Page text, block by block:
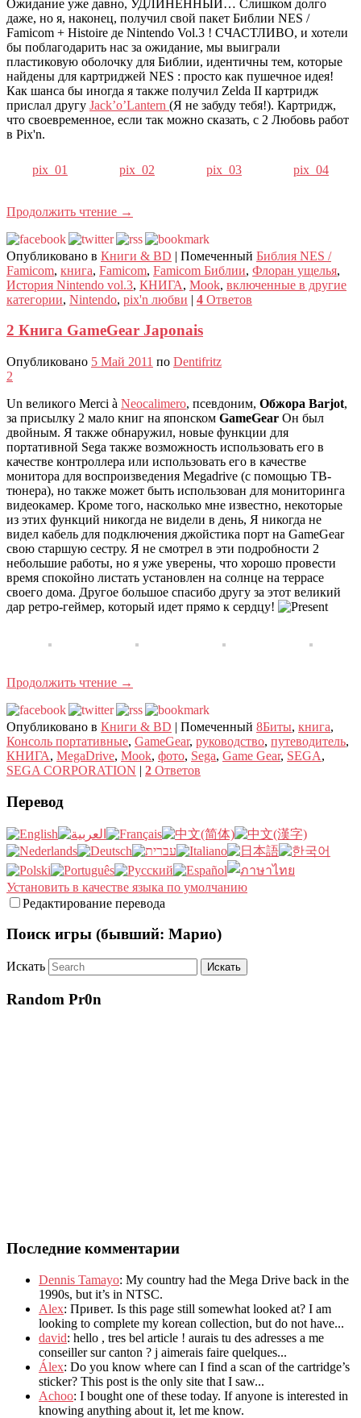
Ожидание уже давно, УДЛИНЕННЫЙ… Слишком долго
даже, но я, наконец, получил свой пакет Библии NES /
Famicom + Histoire де Nintendo Vol.3 ! СЧАСТЛИВО, и хотели
бы поблагодарить нас за ожидание, мы выиграли
пластиковую оболочку для Библии, идентичны тем, которые
найдены для картриджей NES : просто как пушечное идея!
Как шанса бы иногда я также получил Zelda II картридж
прислал другу Jack’o’Lantern (Я не забуду тебя!). Картридж,
что своевременное, если так можно сказать, с 2 Любовь работ
в Pix'n.
pix_01 pix_02 pix_03 pix_04
Продолжить чтение →
Опубликовано в Книги & BD | Помеченный Библия NES /
Famicom, книга, Famicom, Famicom Библии, Флоран ущелья,
История Nintendo vol.3, КНИГА, Mook, включенные в другие
категории, Nintendo, pix'n любви | 4 Ответов
2 Книга GameGear Japonais
Опубликовано 5 Май 2011 по Dentifritz
2
Un великого Merci à Neocalimero, псевдоним, Обжора Barjot,
за присылку 2 мало книг на японском GameGear Он был
двойным. Я также обнаружил, новые функции для
портативной Sega также возможность использовать его в
качестве контроллера или использовать его в качестве
монитора для воспроизведения Megadrive (с помощью ТВ-
тюнера), но также может быть использован для мониторинга
видеокамер. Кроме того, насколько мне известно, некоторые
из этих функций никогда не видели в день, Я никогда не
видел кабель для подключения джойстика порт на GameGear
свою старшую сестру. Я не смотрел в эти подробности 2
небольшие работы, но я уже уверены, что хорошо провести
время спокойно листать установлен на солнце на террасе
своего дома. Другое большое спасибо другу за этот великий
дар ретро-геймер, который идет прямо к сердцу!
Продолжить чтение →
Опубликовано в Книги & BD | Помеченный 8Биты, книга,
Консоль портативные, GameGear, руководство, путеводитель,
КНИГА, MegaDrive, Mook, фото, Sega, Game Gear, SEGA,
SEGA CORPORATION | 2 Ответов
Перевод
Установить в качестве языка по умолчанию
Редактирование перевода
Поиск игры (бывший: Марио)
Искать
Random Pr0n
Последние комментарии
Dennis Tamayo: My country had the Mega Drive back in the
1990s, but it’s in NTSC.
Alex: Привет. Is this page still somewhat looked at? I am
looking to complete my korean collection, but do not have...
david: hello , tres bel article ! aurais tu des adresses a me
conseiller sur canton ? j aimerais faire quelques...
Álex: Do you know where can I find a scan of the cartridge’s
sticker? This post is the only site that I saw...
Achoo: I bought one of these today. If anyone is interested in
knowing anything about it, let me know.